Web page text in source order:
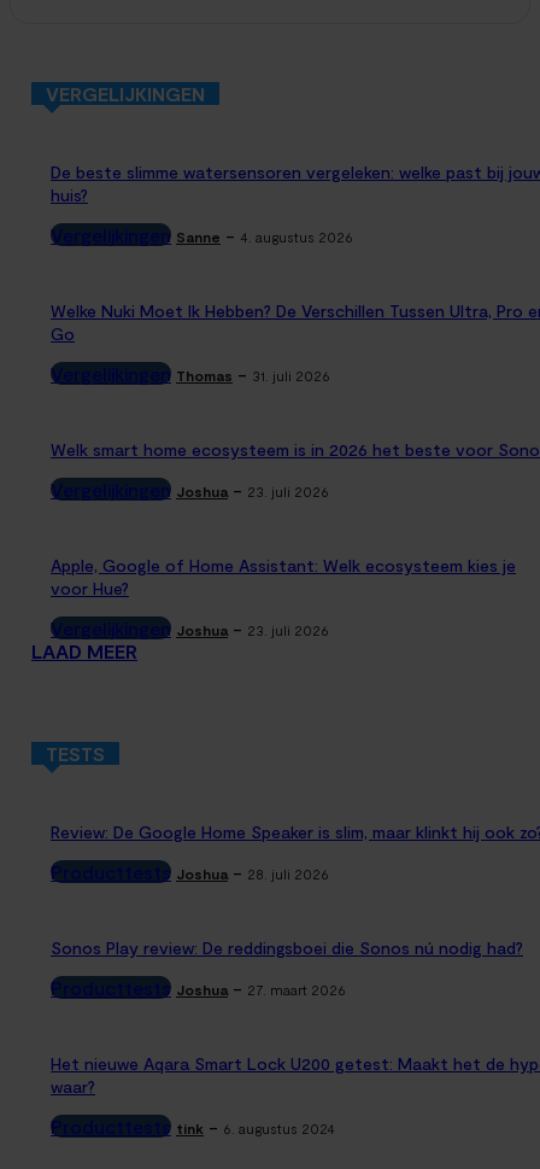
VERGELIJKINGEN
De beste slimme watersensoren vergeleken: welke past bij
huis?
Vergelijkingen Sanne - 4. augustus 2026
Welke Nuki Moet Ik Hebben? De Verschillen Tussen Ultra, Pro
Go
Vergelijkingen Thomas - 31. juli 2026
Welk smart home ecosysteem is in 2026 het beste voor
Vergelijkingen Joshua - 23. juli 2026
Apple, Google of Home Assistant: Welk ecosysteem kies je
voor Hue?
Vergelijkingen Joshua - 23. juli 2026
LAAD MEER
TESTS
Review: De Google Home Speaker is slim, maar klinkt hij ook
Producttests Joshua - 28. juli 2026
Sonos Play review: De reddingsboei die Sonos nú nodig had?
Producttests Joshua - 27. maart 2026
Het nieuwe Aqara Smart Lock U200 getest: Maakt het de
waar?
Producttests tink - 6. augustus 2024